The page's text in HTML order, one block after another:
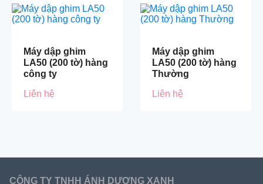
Máy dập ghim
LA50 (200 tờ) hàng
công ty
Liên hệ
Máy dập ghim
LA50 (200 tờ) hàng
Thường
Liên hệ
CÔNG TY TNHH ÁNH DƯƠNG XANH